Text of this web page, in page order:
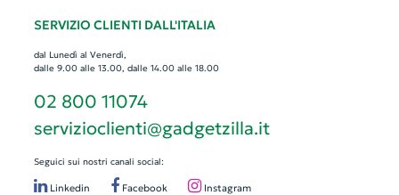
SERVIZIO CLIENTI DALL'ITALIA
dal Lunedì al Venerdì,
dalle 9.00 alle 13.00, dalle 14.00 alle 18.00
02 800 11074
servizioclienti@gadgetzilla.it
Seguici sui nostri canali social:
Linkedin Facebook Instagram